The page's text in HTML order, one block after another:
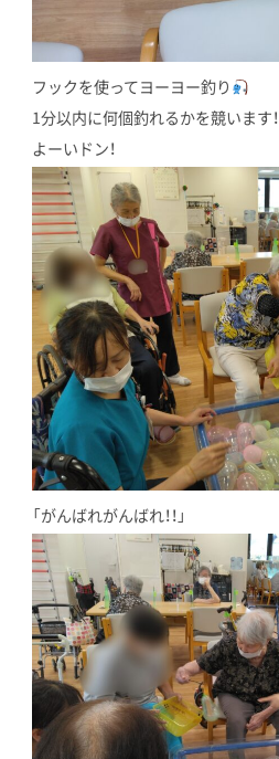
フックを使ってヨーヨー釣り
1分以内に何個釣れるかを競います！
よーいドン！
「がんばれがんばれ！！」